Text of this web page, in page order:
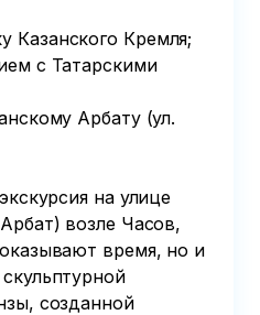
Казанского Кремля;
с Татарскими
Арбату (ул.
на улице
возле Часов,
время, но и
созданной